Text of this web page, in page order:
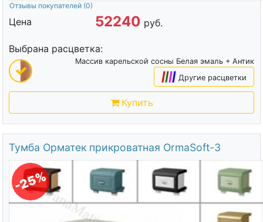
Отзывы покупателей (0)
Цена 52240 руб.
Выбрана расцветка:
Массив карельской сосны Белая эмаль + Антик
|||| Другие расцветки
Купить
Тумба Орматек прикроватная OrmaSoft-3
-25%